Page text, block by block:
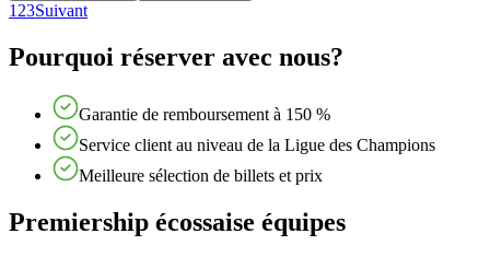
1 23Suivant
Pourquoi réserver avec nous?
Garantie de remboursement à 150 %
Service client au niveau de la Ligue des Champions
Meilleure sélection de billets et prix
Premiership écossaise équipes